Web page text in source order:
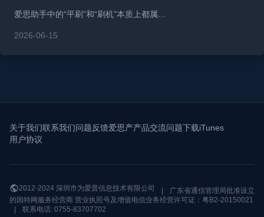
爱思助手中的“平刷”和“刷机”本质上都属…
2026-06-15
关于我们联系我们问题反馈爱思产产品交流问题下载iTunes
用户协议
2012-2024 深圳市为爱普信息技术有限公司 |
广东省通信管理局批准设立
的因特网服务经营商 营业执照号及增值电信业务经营许可证：粤B2-20150021
|
联系电话: 0755-83707702